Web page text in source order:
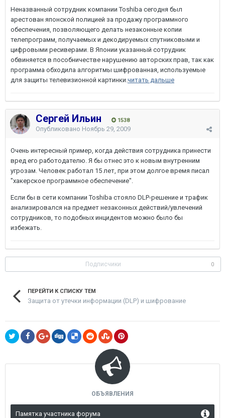
Неназванный сотрудник компании Toshiba сегодня был
арестован японской полицией за продажу программного
обеспечения, позволяющего делать незаконные копии
телепрограмм, получаемых и декодируемых спутниковыми и
цифровыми ресиверами. В Японии указанный сотрудник
обвиняется в пособничестве нарушению авторских прав, так как
программа обходила алгоритмы шифрованная, используемые
для защиты телевизионной картинки.читать дальше
Сергей Ильин 1538
Опубликовано Ноябрь 29, 2009
Очень интересный пример, когда действия сотрудника принести
вред его работодателю. Я бы отнес это к новым внутренним
угрозам. Человек работал 15 лет, при этом долгое время писал
"хакерское программное обеспечение".
Если бы в сети компании Toshiba стояло DLP-решение и трафик
анализировался на предмет незаконных действий/увлечений
сотрудников, то подобных инцидентов можно было бы
избежать.
Подписчики 0
ПЕРЕЙТИ К СПИСКУ ТЕМ
Защита от утечки информации (DLP) и шифрование
ОБЪЯВЛЕНИЯ
Памятка участника форума